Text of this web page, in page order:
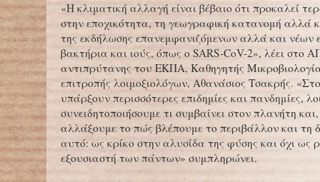
«Η κλιματική αλλαγή είναι βέβαιο ότι προκαλεί
στην εποχικότητα, τη γεωγραφική κατανομή αλλά
της εκδήλωσης επανεμφανιζόμενων αλλά και νέων
βακτήρια και ιούς, όπως ο SARS-CoV-2», λέει στο
αντιπρύτανης του ΕΚΠΑ, Καθηγητής
επιτροπής λοιμοξιολόγων, Αθανάσιος Τσακρής.
υπάρξουν περισσότερες επιδημίες και πανδημίες,
συνειδητοποιήσουμε τι συμβαίνει στον πλανήτη
αλλάξουμε το πώς βλέπουμε το περιβάλλον και τη
αυτό: ως κρίκο στην αλυσίδα της φύσης και όχι ως
εξουσιαστή των πάντων» συμπληρώνει.